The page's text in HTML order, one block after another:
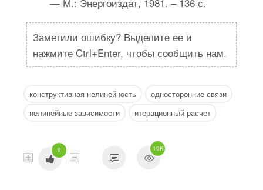
Заметили ошибку? Выделите ее и
нажмите Ctrl+Enter, чтобы сообщить нам.
конструктивная нелинейность
односторонние связи
нелинейные зависимости
итерационный расчет
0 19K